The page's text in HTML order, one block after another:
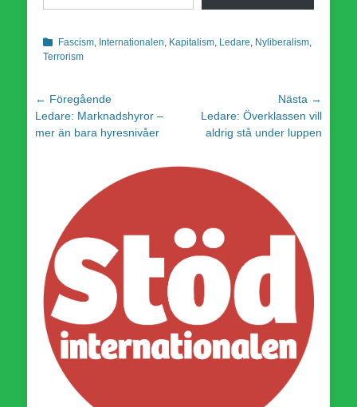
Kategorier
Fascism Internationalen Kapitalism Ledare Nyliberalism
Terrorism
Inläggsnavigering
← Föregående
Föregående
inlägg:
Ledare: Marknadshyror –
mer än bara hyresnivåer
Nästa →
Nästa
inlägg:
Ledare: Överklassen vill
aldrig stå under luppen